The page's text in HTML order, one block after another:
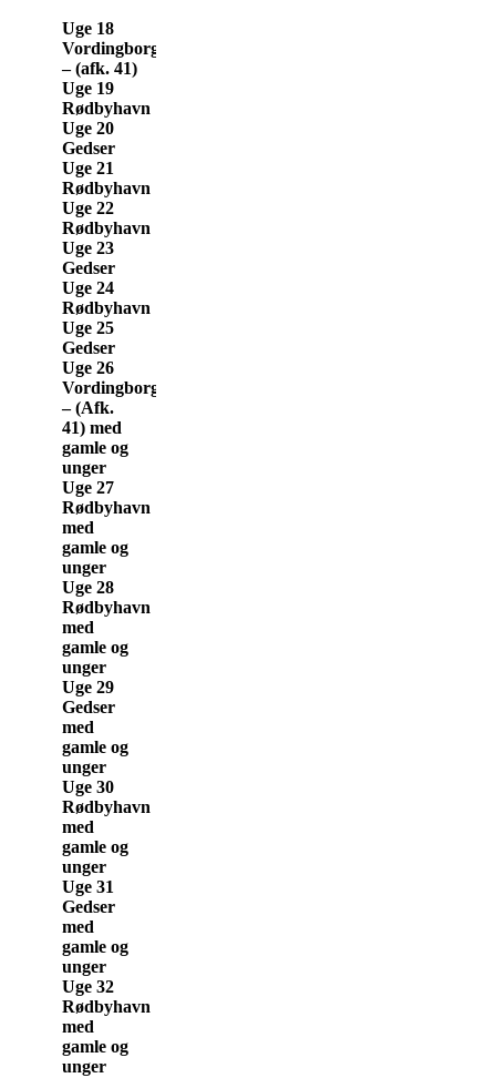
Uge 18
Vordingborg
– (afk. 41)
Uge 19
Rødbyhavn
Uge 20
Gedser
Uge 21
Rødbyhavn
Uge 22
Rødbyhavn
Uge 23
Gedser
Uge 24
Rødbyhavn
Uge 25
Gedser
Uge 26
Vordingborg
– (Afk.
41) med
gamle og
unger
Uge 27
Rødbyhavn
med
gamle og
unger
Uge 28
Rødbyhavn
med
gamle og
unger
Uge 29
Gedser
med
gamle og
unger
Uge 30
Rødbyhavn
med
gamle og
unger
Uge 31
Gedser
med
gamle og
unger
Uge 32
Rødbyhavn
med
gamle og
unger